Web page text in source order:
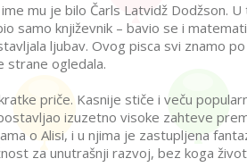
mu je bilo Čarls Latvidž Dodžson.
samo književnik – bavio se i
ljubav. Ovog pisca svi znamo po
strane ogledala.
priče. Kasnije stiče i veču
izuzetno visoke zahteve
o Alisi, i u njima je zastupljena
za unutrašnji razvoj, bez koga